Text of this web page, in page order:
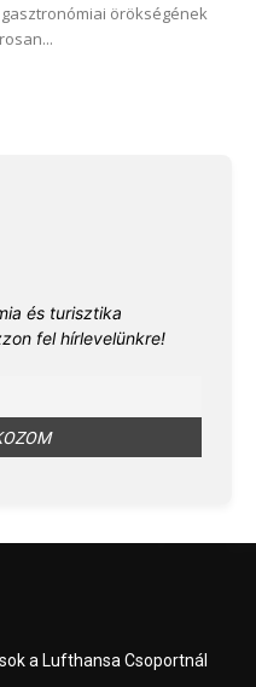
örökségének
és turisztika
fel hírlevelünkre!
a Lufthansa Csoportnál